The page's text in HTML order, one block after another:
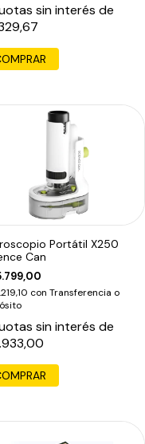
sin interés de
Portátil X250
Can
con Transferencia o
sin interés de